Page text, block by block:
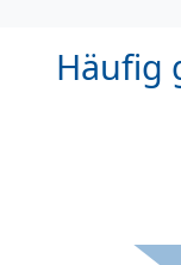
Häufig